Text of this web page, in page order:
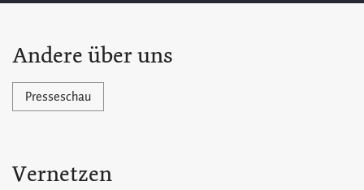
Andere über uns
Presseschau
Vernetzen